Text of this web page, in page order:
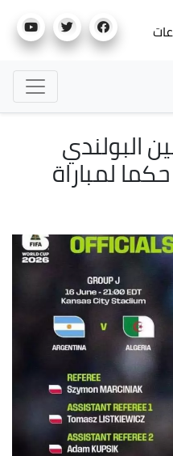
تعيين البولندي
لمباراة